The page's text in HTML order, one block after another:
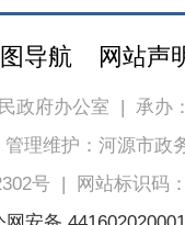
导航 网站声
政府办公室 | 承办
管理维护：河源市政
号|
网站标识码